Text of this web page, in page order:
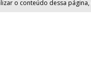
o conteúdo dessa página,